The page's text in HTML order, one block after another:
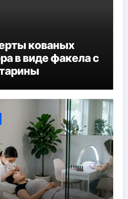
кованых
в виде факела с